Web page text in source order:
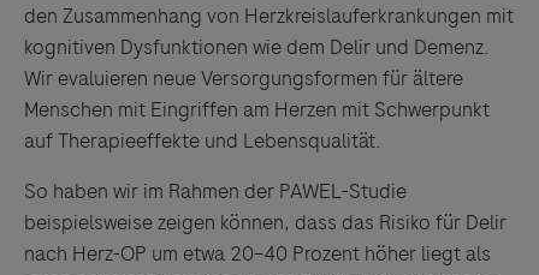
den Zusammenhang von Herzkreislauferkrankungen mit
kognitiven Dysfunktionen wie dem Delir und Demenz.
Wir evaluieren neue Versorgungsformen für ältere
Menschen mit Eingriffen am Herzen mit Schwerpunkt
auf Therapieeffekte und Lebensqualität.
So haben wir im Rahmen der PAWEL-Studie
beispielsweise zeigen können, dass das Risiko für Delir
nach Herz-OP um etwa 20–40 Prozent höher liegt als